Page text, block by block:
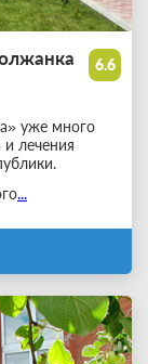
6.6
уже много
лечения
...